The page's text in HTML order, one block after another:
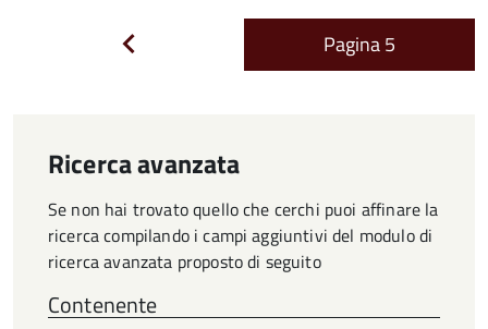
Pagina5
Ricerca avanzata
Se non hai trovato quello che cerchi puoi affinare la
ricerca compilando i campi aggiuntivi del modulo di
ricerca avanzata proposto di seguito
Contenente